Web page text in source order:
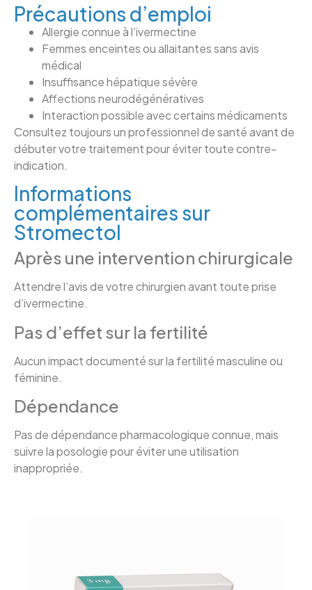
Précautions d’emploi
Allergie connue à l’ivermectine
Femmes enceintes ou allaitantes sans avis
médical
Insuffisance hépatique sévère
Affections neurodégénératives
Interaction possible avec certains médicaments
Consultez toujours un professionnel de santé avant de
débuter votre traitement pour éviter toute contre-
indication.
Informations
complémentaires sur
Stromectol
Après une intervention chirurgicale
Attendre l’avis de votre chirurgien avant toute prise
d’ivermectine.
Pas d’effet sur la fertilité
Aucun impact documenté sur la fertilité masculine ou
féminine.
Dépendance
Pas de dépendance pharmacologique connue, mais
suivre la posologie pour éviter une utilisation
inappropriée.